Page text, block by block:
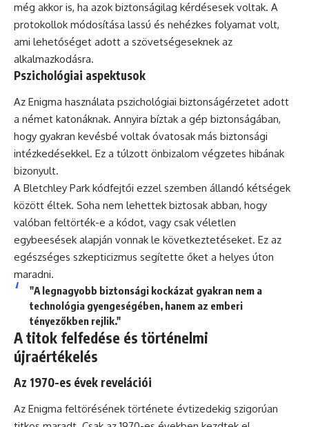
még akkor is, ha azok biztonságilag kérdésesek voltak. A
protokollok módosítása lassú és nehézkes folyamat volt,
ami lehetőséget adott a szövetségeseknek az
alkalmazkodásra.
Pszichológiai aspektusok
Az Enigma használata pszichológiai biztonságérzetet adott
a német katonáknak. Annyira bíztak a gép biztonságában,
hogy gyakran kevésbé voltak óvatosak más biztonsági
intézkedésekkel. Ez a túlzott önbizalom végzetes hibának
bizonyult.
A Bletchley Park kódfejtői ezzel szemben állandó kétségek
között éltek. Soha nem lehettek biztosak abban, hogy
valóban feltörték-e a kódot, vagy csak véletlen
egybeesések alapján vonnak le következtetéseket. Ez az
egészséges szkepticizmus segítette őket a helyes úton
maradni.
"A legnagyobb biztonsági kockázat gyakran nem a
technológia gyengeségében, hanem az emberi
tényezőkben rejlik."
A titok felfedése és történelmi
újraértékelés
Az 1970-es évek revelációi
Az Enigma feltörésének története évtizedekig szigorúan